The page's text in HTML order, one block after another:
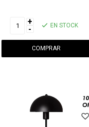
+
- EN STOCK